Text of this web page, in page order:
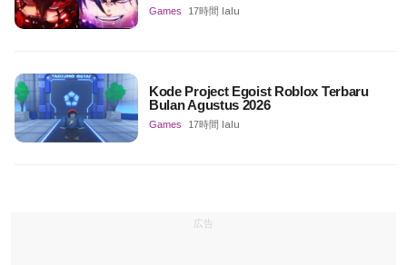
Games 17時間 lalu
Kode Project Egoist Roblox Terbaru
Bulan Agustus 2026
Games 17時間 lalu
広告